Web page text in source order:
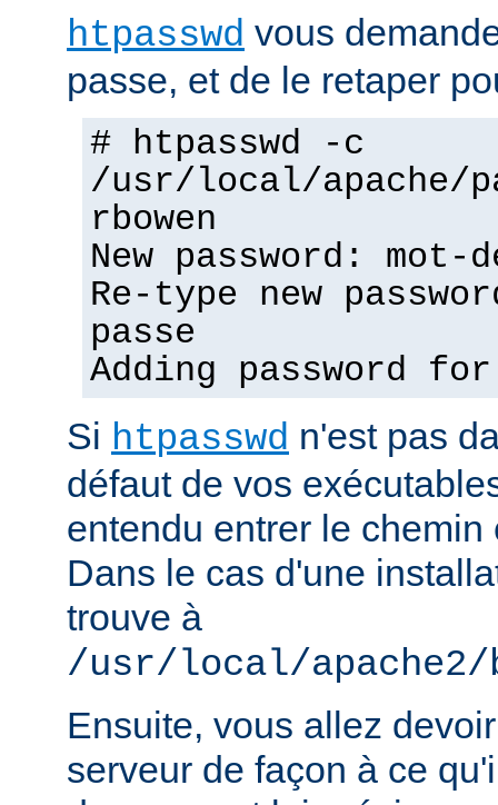
htpasswd vous
passe, et de le retaper
# htpasswd -c
/usr/local/apache/
rbowen
New password: mot-
Re-type new
passe
Adding password
Si htpasswd n'est pas
défaut de vos
entendu entrer le chemin
Dans le cas d'une
trouve à
/usr/local/apache2/
Ensuite, vous allez
serveur de façon à ce